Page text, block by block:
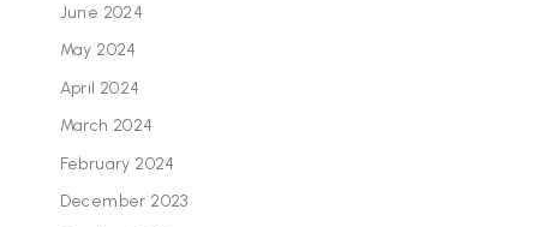
June 2024
May 2024
April 2024
March 2024
February 2024
December 2023